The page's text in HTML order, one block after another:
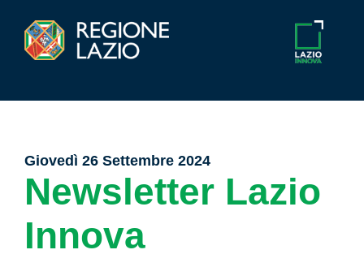
Giovedì 26 Settembre 2024
Newsletter Lazio
Innova